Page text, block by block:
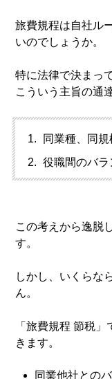
旅費規程は自社ル
いのでしょうか。
特に法律で決まっ
こういう主旨の通
同業種、同
役職間のバ
この考えから逸脱
す。
しかし、いくらな
ん。
「旅費規程 節税
きます。
同業他社との